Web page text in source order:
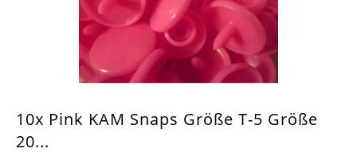
10x Pink KAM Snaps Größe T-5 Größe
20...